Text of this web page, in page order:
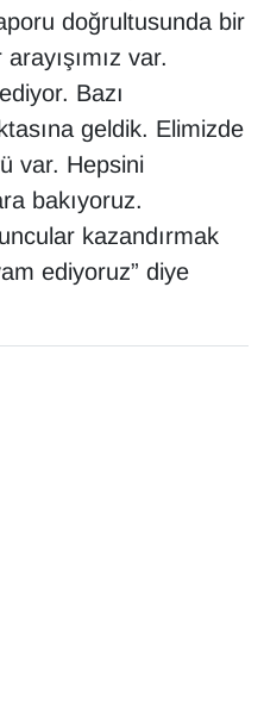
doğrultusunda bir
var.
Bazı
geldik. Elimizde
var. Hepsini
bakıyoruz.
kazandırmak
ediyoruz” diye